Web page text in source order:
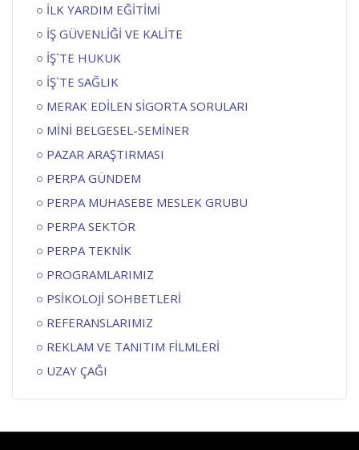
İLK YARDIM EĞİTİMİ
İŞ GÜVENLİĞİ VE KALİTE
İŞ`TE HUKUK
İŞ`TE SAĞLIK
MERAK EDİLEN SİGORTA SORULARI
MİNİ BELGESEL-SEMİNER
PAZAR ARAŞTIRMASI
PERPA GÜNDEM
PERPA MUHASEBE MESLEK GRUBU
PERPA SEKTÖR
PERPA TEKNİK
PROGRAMLARIMIZ
PSİKOLOJİ SOHBETLERİ
REFERANSLARIMIZ
REKLAM VE TANITIM FİLMLERİ
UZAY ÇAĞI